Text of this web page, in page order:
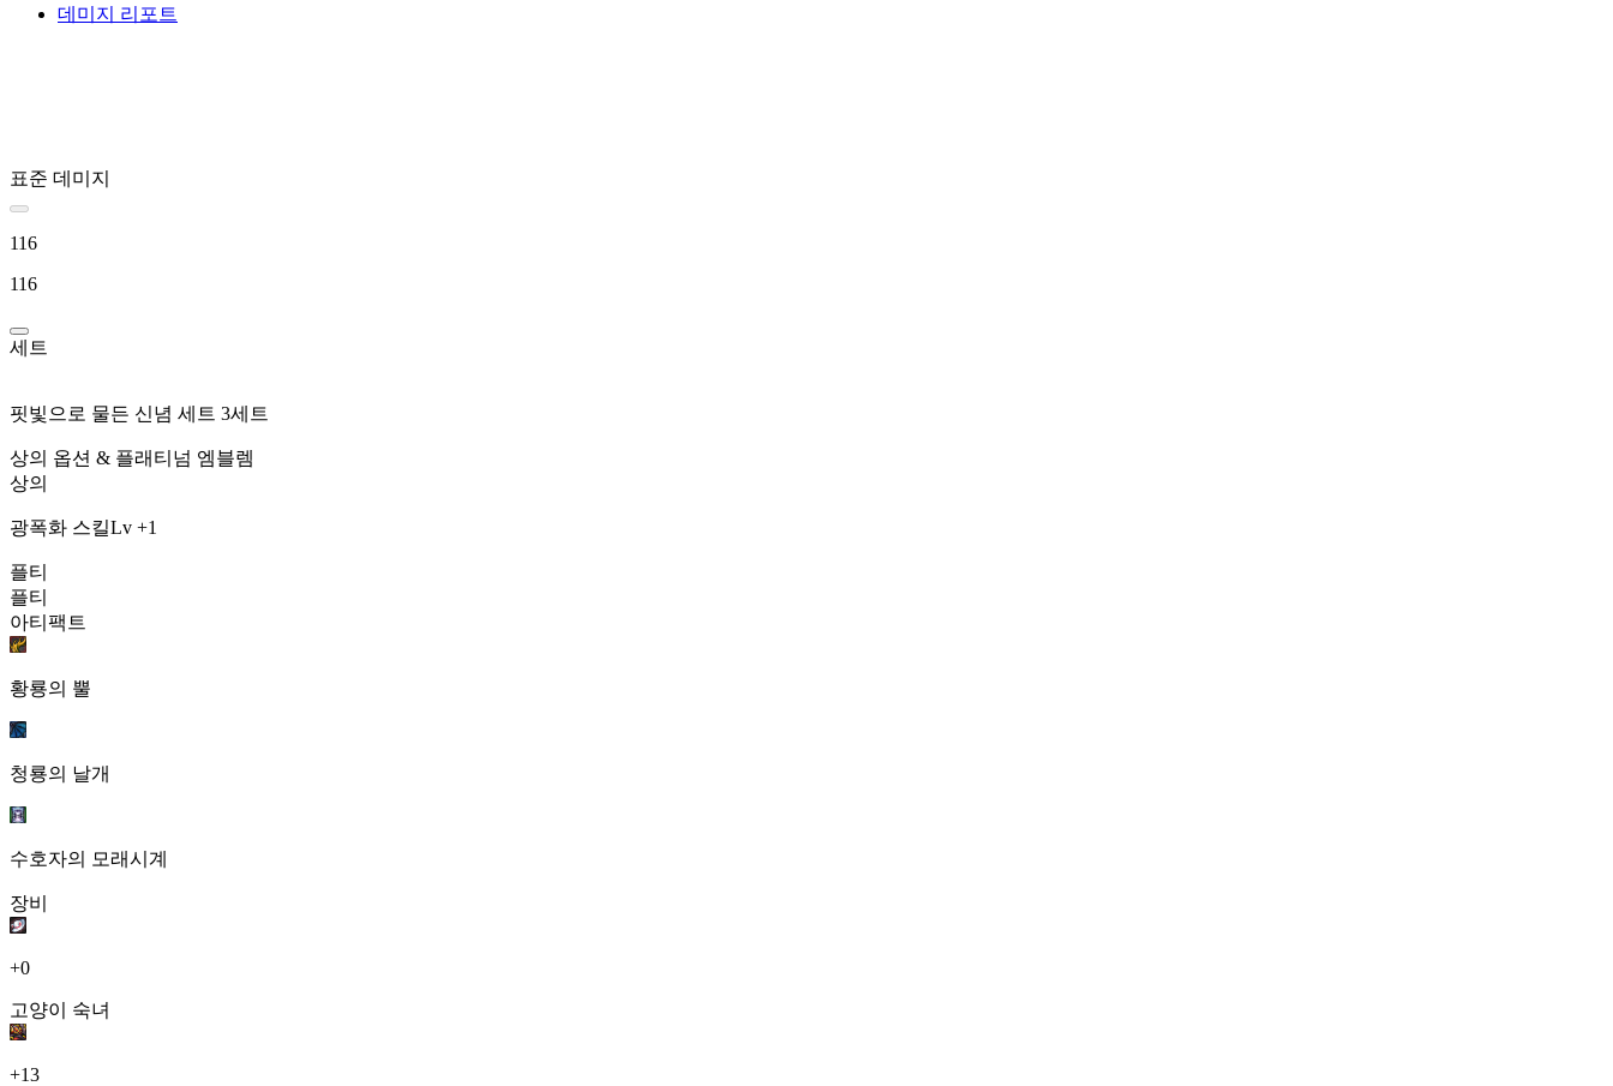
데미지 리포트
표준 데미지
116
116
세트
핏빛으로 물든 신념 세트 3세트
상의 옵션 & 플래티넘 엠블렘
상의
광폭화 스킬Lv +1
플티
플티
아티팩트
황룡의 뿔
청룡의 날개
수호자의 모래시계
장비
+0
고양이 숙녀
+13